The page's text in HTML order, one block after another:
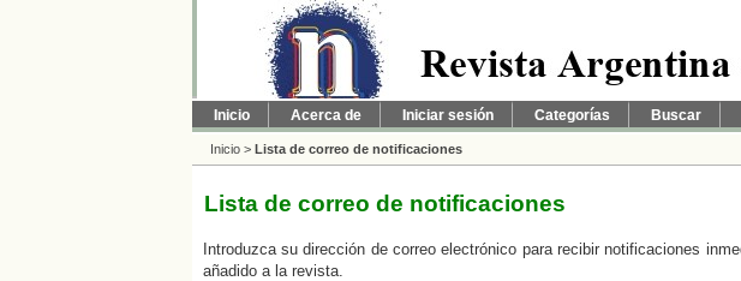
Inicio Acerca de Iniciar sesión Categorías Buscar
Inicio > Lista de correo de notificaciones
Lista de correo de notificaciones
Introduzca su dirección de correo electrónico para recibir notificaciones
añadido a la revista.